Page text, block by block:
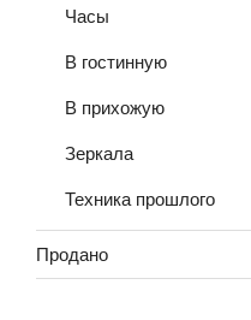
Часы
В гостинную
В прихожую
Зеркала
Техника прошлого
Продано